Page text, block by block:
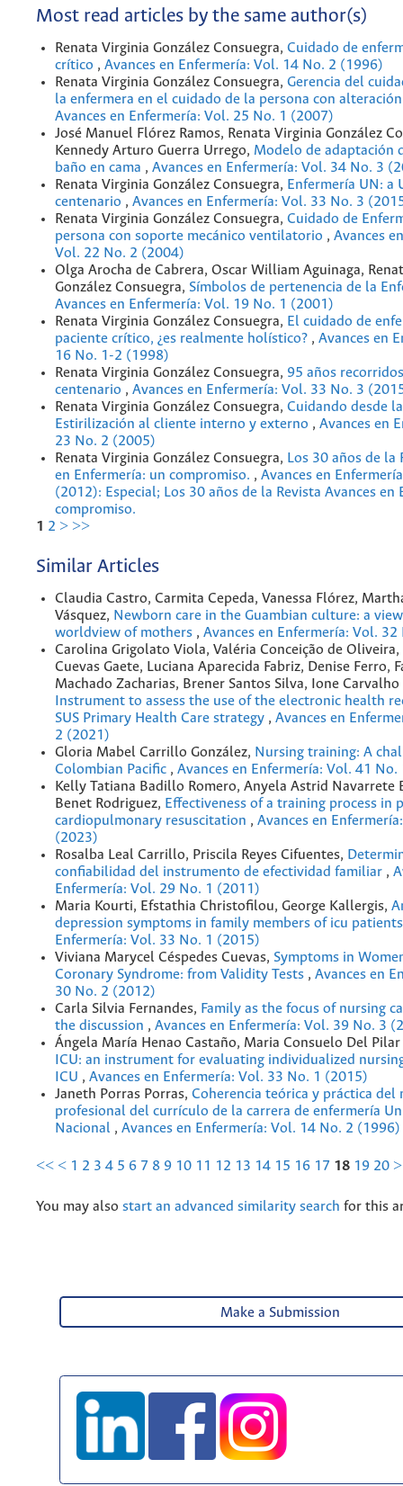
Most read articles by the same author(s)
Renata Virginia González Consuegra, Cuidado de
crítico , Avances en Enfermería: Vol. 14 No. 2 (1996)
Renata Virginia González Consuegra, Gerencia del
la enfermera en el cuidado de la persona con
Avances en Enfermería: Vol. 25 No. 1 (2007)
José Manuel Flórez Ramos, Renata Virginia González
Kennedy Arturo Guerra Urrego, Modelo de adaptación
baño en cama , Avances en Enfermería: Vol. 34 No. 3
Renata Virginia González Consuegra, Enfermería UN: a
centenario , Avances en Enfermería: Vol. 33 No. 3
Renata Virginia González Consuegra, Cuidado de
persona con soporte mecánico ventilatorio , Avances
Vol. 22 No. 2 (2004)
Olga Arocha de Cabrera, Oscar William Aguinaga,
González Consuegra, Símbolos de pertenencia de la
Avances en Enfermería: Vol. 19 No. 1 (2001)
Renata Virginia González Consuegra, El cuidado de
paciente crítico, ¿es realmente holístico? , Avances en
16 No. 1-2 (1998)
Renata Virginia González Consuegra, 95 años
centenario , Avances en Enfermería: Vol. 33 No. 3
Renata Virginia González Consuegra, Cuidando desde
Estirilización al cliente interno y externo , Avances en
23 No. 2 (2005)
Renata Virginia González Consuegra, Los 30 años de la
en Enfermería: un compromiso. , Avances en
(2012): Especial; Los 30 años de la Revista Avances en
compromiso.
1 2 > >>
Similar Articles
Claudia Castro, Carmita Cepeda, Vanessa Flórez,
Vásquez, Newborn care in the Guambian culture: a
worldview of mothers , Avances en Enfermería: Vol.
Carolina Grigolato Viola, Valéria Conceição de
Cuevas Gaete, Luciana Aparecida Fabriz, Denise Ferro,
Machado Zacharias, Brener Santos Silva, Ione
Instrument to assess the use of the electronic health
SUS Primary Health Care strategy , Avances en
2 (2021)
Gloria Mabel Carrillo González, Nursing training: A
Colombian Pacific , Avances en Enfermería: Vol. 41
Kelly Tatiana Badillo Romero, Anyela Astrid Navarrete
Benet Rodriguez, Effectiveness of a training process in
cardiopulmonary resuscitation , Avances en
(2023)
Rosalba Leal Carrillo, Priscila Reyes Cifuentes,
confiabilidad del instrumento de efectividad familiar ,
Enfermería: Vol. 29 No. 1 (2011)
Maria Kourti, Efstathia Christofilou, George Kallergis,
depression symptoms in family members of icu
Enfermería: Vol. 33 No. 1 (2015)
Viviana Marycel Céspedes Cuevas, Symptoms in
Coronary Syndrome: from Validity Tests , Avances en
30 No. 2 (2012)
Carla Silvia Fernandes, Family as the focus of nursing
the discussion , Avances en Enfermería: Vol. 39 No. 3
Ángela María Henao Castaño, Maria Consuelo Del
ICU: an instrument for evaluating individualized
ICU , Avances en Enfermería: Vol. 33 No. 1 (2015)
Janeth Porras Porras, Coherencia teórica y práctica del
profesional del currículo de la carrera de enfermería
Nacional , Avances en Enfermería: Vol. 14 No. 2 (1996)
<< < 1 2 3 4 5 6 7 8 9 10 11 12 13 14 15 16 17 18 19 20 >
You may also start an advanced similarity search for this
Make a Submission